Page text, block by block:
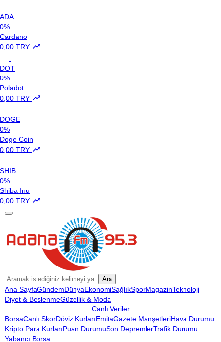
ADA
0%
Cardano
0,00 TRY
DOT
0%
Poladot
0,00 TRY
DOGE
0%
Doge Coin
0,00 TRY
SHIB
0%
Shiba Inu
0,00 TRY
Ara
Ana SayfaGündemDünyaEkonomiSağlıkSporMagazinTeknoloji
Diyet & BeslenmeGüzellik & Moda
Canlı Veriler
BorsaCanlı SkorDöviz KurlarıEmitaGazete ManşetleriHava Durumu
Kripto Para KurlarıPuan DurumuSon DepremlerTrafik Durumu
Yabancı Borsa